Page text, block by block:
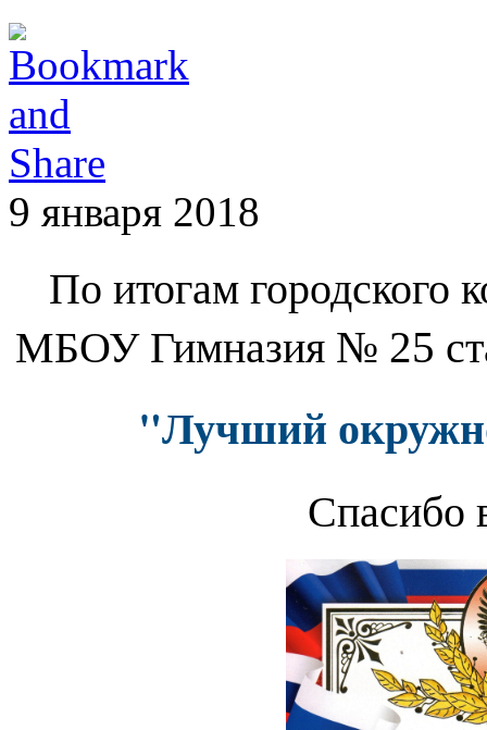
9 января 2018
По итогам городского
МБОУ Гимназия № 25
"Лучший
Спасибо